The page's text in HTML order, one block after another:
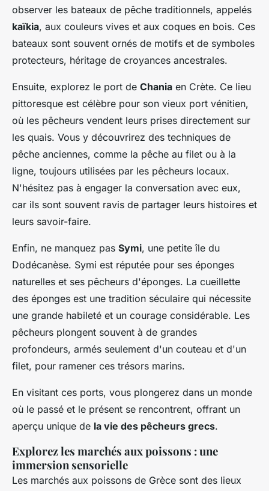
observer les bateaux de pêche traditionnels, appelés
kaïkia, aux couleurs vives et aux coques en bois. Ces
bateaux sont souvent ornés de motifs et de symboles
protecteurs, héritage de croyances ancestrales.
Ensuite, explorez le port de Chania en Crète. Ce lieu
pittoresque est célèbre pour son vieux port vénitien,
où les pêcheurs vendent leurs prises directement sur
les quais. Vous y découvrirez des techniques de
pêche anciennes, comme la pêche au filet ou à la
ligne, toujours utilisées par les pêcheurs locaux.
N'hésitez pas à engager la conversation avec eux,
car ils sont souvent ravis de partager leurs histoires et
leurs savoir-faire.
Enfin, ne manquez pas Symi, une petite île du
Dodécanèse. Symi est réputée pour ses éponges
naturelles et ses pêcheurs d'éponges. La cueillette
des éponges est une tradition séculaire qui nécessite
une grande habileté et un courage considérable. Les
pêcheurs plongent souvent à de grandes
profondeurs, armés seulement d'un couteau et d'un
filet, pour ramener ces trésors marins.
En visitant ces ports, vous plongerez dans un monde
où le passé et le présent se rencontrent, offrant un
aperçu unique de la vie des pêcheurs grecs.
Explorez les marchés aux poissons : une
immersion sensorielle
Les marchés aux poissons de Grèce sont des lieux